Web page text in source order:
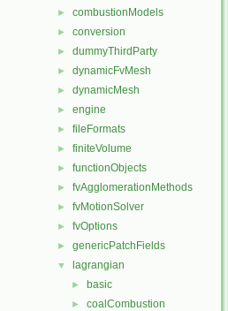
► combustionModels
► conversion
► dummyThirdParty
► dynamicFvMesh
► dynamicMesh
► engine
► fileFormats
► finiteVolume
► functionObjects
► fvAgglomerationMethods
► fvMotionSolver
► fvOptions
► genericPatchFields
▼ lagrangian
► basic
► coalCombustion